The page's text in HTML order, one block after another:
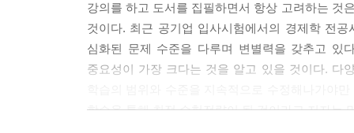
Unit 07. 화폐공급이론
Unit 08. 화폐수요이론
Unit 09. 화폐시장의 균형과 금융정책
강의를 하고 도서를 집필하면서 항상 고려하는 것
것이다. 최근 공기업 입사시험에서의 경제학 전
심화된 문제 수준을 다루며 변별력을 갖추고 있
중요성이 가장 크다는 것을 알고 있을 것이다. 다
학습을 통해 최적 수험전략이 될 것이라고 저자는